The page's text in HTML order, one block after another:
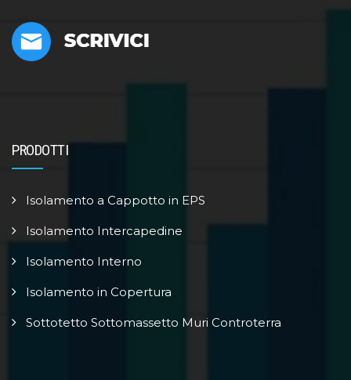
PRODOTTI
Isolamento a Cappotto in EPS
Isolamento Intercapedine
Isolamento Interno
Isolamento in Copertura
Sottotetto Sottomassetto Muri Controterra